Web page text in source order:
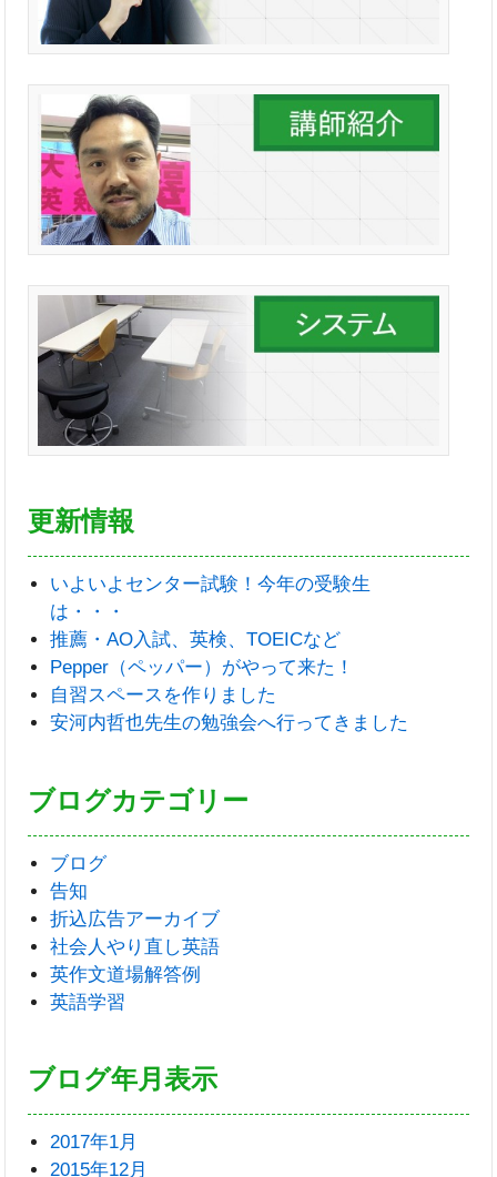
更新情報
いよいよセンター試験！今年の受験生
は・・・
推薦・AO入試、英検、TOEICなど
Pepper（ペッパー）がやって来た！
自習スペースを作りました
安河内哲也先生の勉強会へ行ってきました
ブログカテゴリー
ブログ
告知
折込広告アーカイブ
社会人やり直し英語
英作文道場解答例
英語学習
ブログ年月表示
2017年1月
2015年12月